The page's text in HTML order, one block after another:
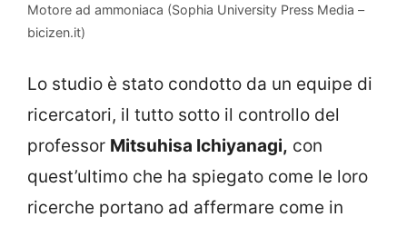
Motore ad ammoniaca (Sophia University Press Media –
bicizen.it)
Lo studio è stato condotto da un equipe di
ricercatori, il tutto sotto il controllo del
professor Mitsuhisa Ichiyanagi, con
quest’ultimo che ha spiegato come le loro
ricerche portano ad affermare come in